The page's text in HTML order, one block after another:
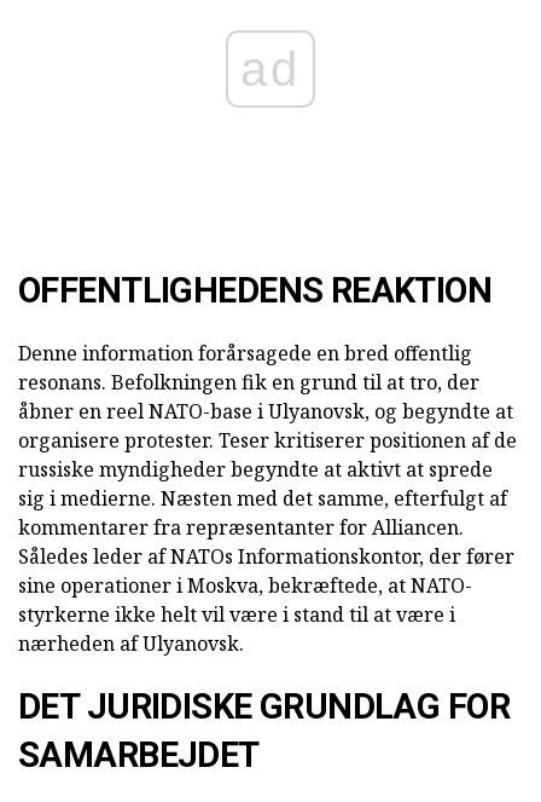
ad
OFFENTLIGHEDENS REAKTION
Denne information forårsagede en bred offentlig
resonans. Befolkningen fik en grund til at tro, der
åbner en reel NATO-base i Ulyanovsk, og begyndte at
organisere protester. Teser kritiserer positionen af de
russiske myndigheder begyndte at aktivt at sprede
sig i medierne. Næsten med det samme, efterfulgt af
kommentarer fra repræsentanter for Alliancen.
Således leder af NATOs Informationskontor, der fører
sine operationer i Moskva, bekræftede, at NATO-
styrkerne ikke helt vil være i stand til at være i
nærheden af Ulyanovsk.
DET JURIDISKE GRUNDLAG FOR
SAMARBEJDET